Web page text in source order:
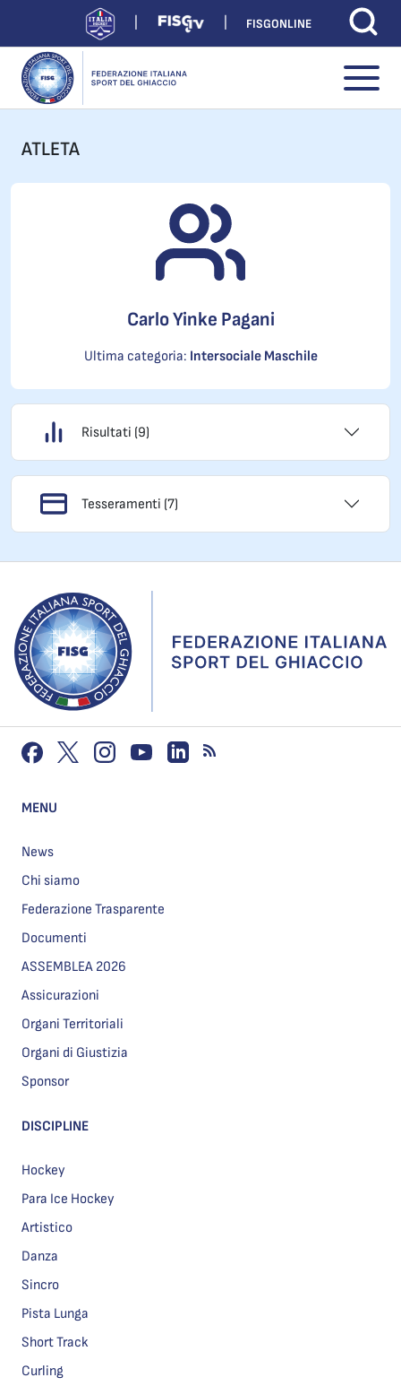
FISGONLINE
ATLETA
Carlo Yinke Pagani
Ultima categoria: Intersociale Maschile
Risultati (9)
Tesseramenti (7)
MENU
News
Chi siamo
Federazione Trasparente
Documenti
ASSEMBLEA 2026
Assicurazioni
Organi Territoriali
Organi di Giustizia
Sponsor
DISCIPLINE
Hockey
Para Ice Hockey
Artistico
Danza
Sincro
Pista Lunga
Short Track
Curling